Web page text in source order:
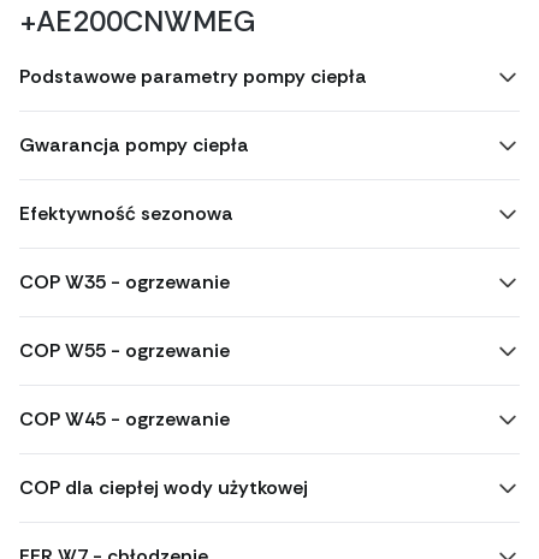
+AE200CNWMEG
Podstawowe parametry pompy ciepła
Gwarancja pompy ciepła
Efektywność sezonowa
COP W35 - ogrzewanie
COP W55 - ogrzewanie
COP W45 - ogrzewanie
COP dla ciepłej wody użytkowej